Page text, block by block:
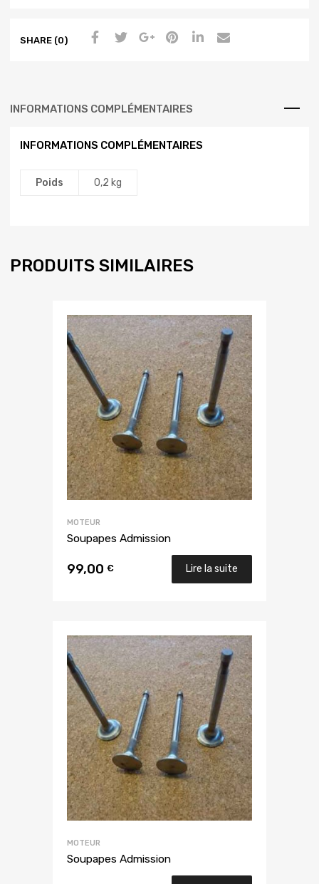
SHARE (0)
INFORMATIONS COMPLÉMENTAIRES
INFORMATIONS COMPLÉMENTAIRES
Poids 0,2 kg
PRODUITS SIMILAIRES
MOTEUR
Soupapes Admission
99,00 € Lire la suite
MOTEUR
Soupapes Admission